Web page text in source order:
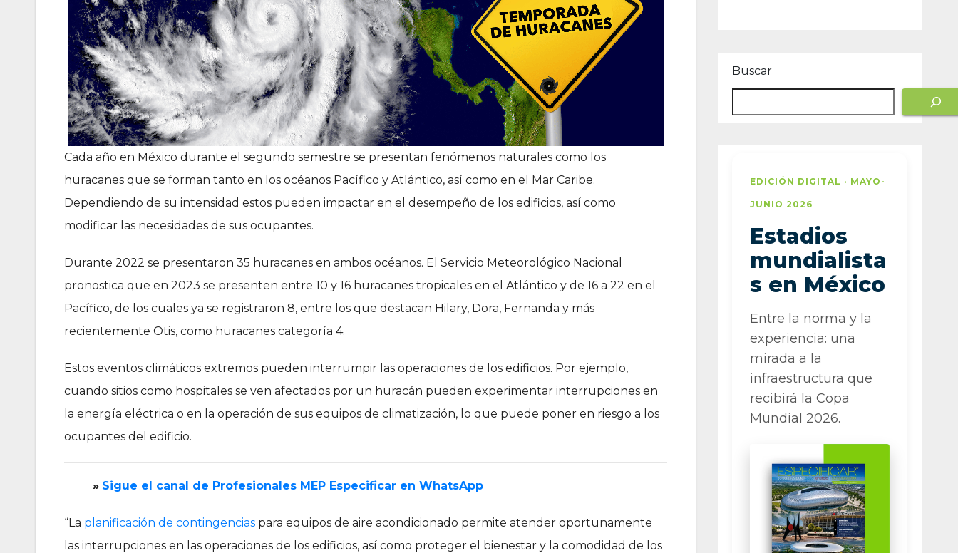
Cada año en México durante el segundo semestre se presentan fenómenos naturales como los
huracanes que se forman tanto en los océanos Pacífico y Atlántico, así como en el Mar Caribe.
Dependiendo de su intensidad estos pueden impactar en el desempeño de los edificios, así como
modificar las necesidades de sus ocupantes.
Durante 2022 se presentaron 35 huracanes en ambos océanos. El Servicio Meteorológico Nacional
pronostica que en 2023 se presenten entre 10 y 16 huracanes tropicales en el Atlántico y de 16 a 22 en el
Pacífico, de los cuales ya se registraron 8, entre los que destacan Hilary, Dora, Fernanda y más
recientemente Otis, como huracanes categoría 4.
Estos eventos climáticos extremos pueden interrumpir las operaciones de los edificios. Por ejemplo,
cuando sitios como hospitales se ven afectados por un huracán pueden experimentar interrupciones en
la energía eléctrica o en la operación de sus equipos de climatización, lo que puede poner en riesgo a los
ocupantes del edificio.
» ‎Sigue el canal de Profesionales MEP Especificar en WhatsApp
“La planificación de contingencias para equipos de aire acondicionado permite atender oportunamente
las interrupciones en las operaciones de los edificios, así como proteger el bienestar y la comodidad de los
Buscar
EDICIÓN DIGITAL · MAYO-
JUNIO 2026
Estadios
mundialista
s en México
Entre la norma y la
experiencia: una
mirada a la
infraestructura que
recibirá la Copa
Mundial 2026.